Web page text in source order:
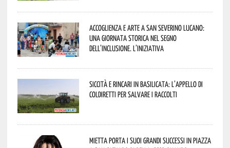
Accoglienza e arte a San Severino Lucano:
una giornata storica nel segno
dell’inclusione. L’iniziativa
Siccità e rincari in Basilicata: l’appello di
Coldiretti per salvare i raccolti
Mietta porta i suoi grandi successi in piazza